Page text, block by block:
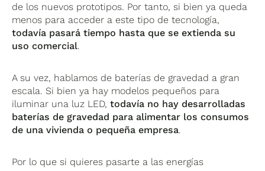
de los nuevos prototipos. Por tanto, si bien ya queda
menos para acceder a este tipo de tecnología,
todavía pasará tiempo hasta que se extienda su
uso comercial.
A su vez, hablamos de baterías de gravedad a gran
escala. Si bien ya hay modelos pequeños para
iluminar una luz LED,todavía no hay desarrolladas
baterías de gravedad para alimentar los consumos
de una vivienda o pequeña empresa.
Por lo que si quieres pasarte a las energías